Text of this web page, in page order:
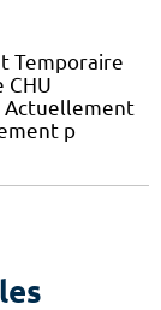
Temporaire
CHU
Actuellement
p